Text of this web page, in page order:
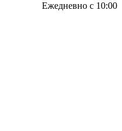
Ежедневно с 10:00